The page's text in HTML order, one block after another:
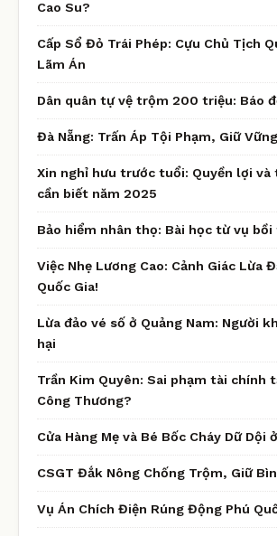
Cao Su?
Cấp Sổ Đỏ Trái Phép: Cựu Chủ Tịch
Lãm Án
Dân quân tự vệ trộm 200 triệu: Báo
Đà Nẵng: Trấn Áp Tội Phạm, Giữ
Xin nghỉ hưu trước tuổi: Quyền lợi và
cần biết năm 2025
Bảo hiểm nhân thọ: Bài học từ vụ
Việc Nhẹ Lương Cao: Cảnh Giác Lừa
Quốc Gia!
Lừa đảo vé số ở Quảng Nam: Người
hại
Trần Kim Quyên: Sai phạm tài chính
Công Thương?
Cửa Hàng Mẹ và Bé Bốc Cháy Dữ Dội
CSGT Đắk Nông Chống Trộm, Giữ
Vụ Án Chích Điện Rúng Động Phú